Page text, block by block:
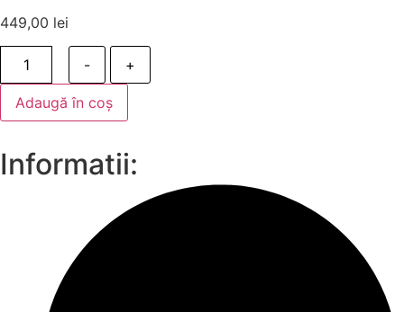
449,00 lei
- +
Adaugă în coș
Informatii: